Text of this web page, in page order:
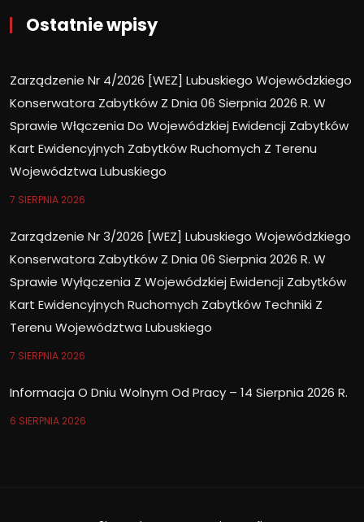
Ostatnie wpisy
Zarządzenie Nr 4/2026 [WEZ] Lubuskiego Wojewódzkiego
Konserwatora Zabytków Z Dnia 06 Sierpnia 2026 R. W
Sprawie Włączenia Do Wojewódzkiej Ewidencji Zabytków
Kart Ewidencyjnych Zabytków Ruchomych Z Terenu
Województwa Lubuskiego
7 SIERPNIA 2026
Zarządzenie Nr 3/2026 [WEZ] Lubuskiego Wojewódzkiego
Konserwatora Zabytków Z Dnia 06 Sierpnia 2026 R. W
Sprawie Wyłączenia Z Wojewódzkiej Ewidencji Zabytków
Kart Ewidencyjnych Ruchomych Zabytków Techniki Z
Terenu Województwa Lubuskiego
7 SIERPNIA 2026
Informacja O Dniu Wolnym Od Pracy – 14 Sierpnia 2026 R.
6 SIERPNIA 2026